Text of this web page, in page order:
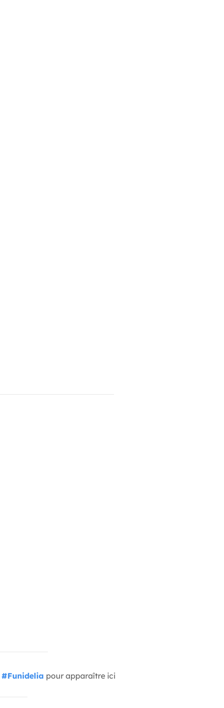
#Funidelia pour apparaître ici